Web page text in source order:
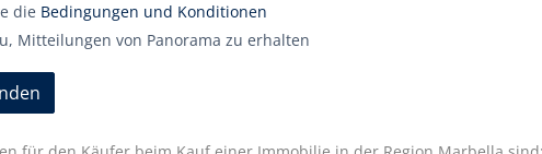
die Bedingungen und Konditionen
Mitteilungen von Panorama zu erhalten